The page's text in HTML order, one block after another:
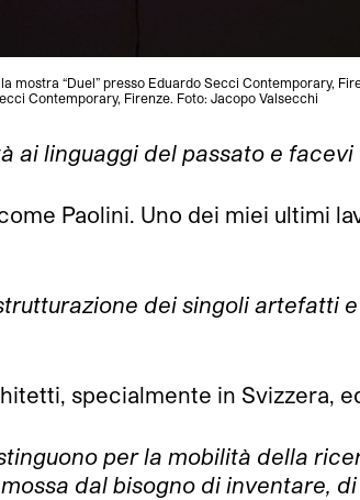
mostra “Duel” presso Eduardo Secci Contemporary,
Contemporary, Firenze. Foto: Jacopo Valsecchi
ai linguaggi del passato e
Paolini. Uno dei miei ultimi
dei singoli artefatti
specialmente in Svizzera,
per la mobilità della
dal bisogno di inventare,